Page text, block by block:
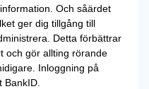
Och såärdet
ger dig tillgång till
Detta förbättrar
och gör allting rörande
Inloggning på
BankID.